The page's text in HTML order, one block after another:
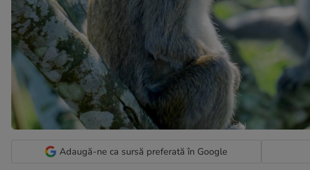
Adaugă-ne ca sursă preferată în Google